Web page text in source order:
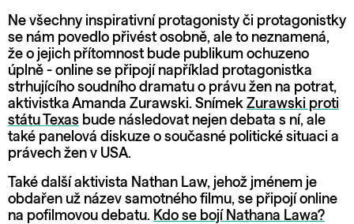
Ne všechny inspirativní protagonisty či protagonistky
se nám povedlo přivést osobně, ale to neznamená,
že o jejich přítomnost bude publikum ochuzeno
úplně - online se připojí například protagonistka
strhujícího soudního dramatu o právu žen na potrat,
aktivistka Amanda Zurawski. Snímek Zurawski proti
státu Texas bude následovat nejen debata s ní, ale
také panelová diskuze o současné politické situaci a
právech žen v USA.
Také další aktivista Nathan Law, jehož jménem je
obdařen už název samotného filmu, se připojí online
na pofilmovou debatu. Kdo se bojí Nathana Lawa?